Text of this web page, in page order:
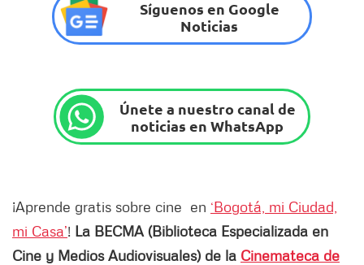
Síguenos en Google
Noticias
Únete a nuestro canal de
noticias en WhatsApp
¡Aprende gratis sobre cine en ‘Bogotá, mi Ciudad,
mi Casa’! La BECMA (Biblioteca Especializada en
Cine y Medios Audiovisuales) de la Cinemateca de